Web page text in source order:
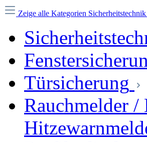
Zeige alle Kategorien Sicherheitstechnik
Türsicherung
Rauchmelder